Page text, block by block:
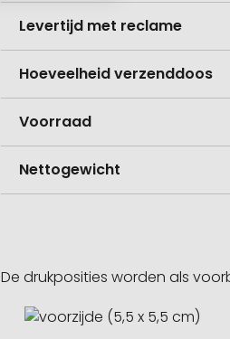
Levertijd met reclame
Hoeveelheid verzenddoos
Voorraad
Nettogewicht
De drukposities worden als